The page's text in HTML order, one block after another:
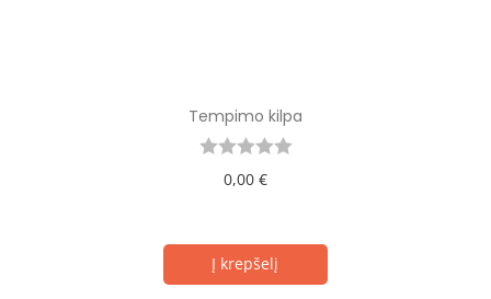
Tempimo kilpa
0,00 €
Į krepšelį